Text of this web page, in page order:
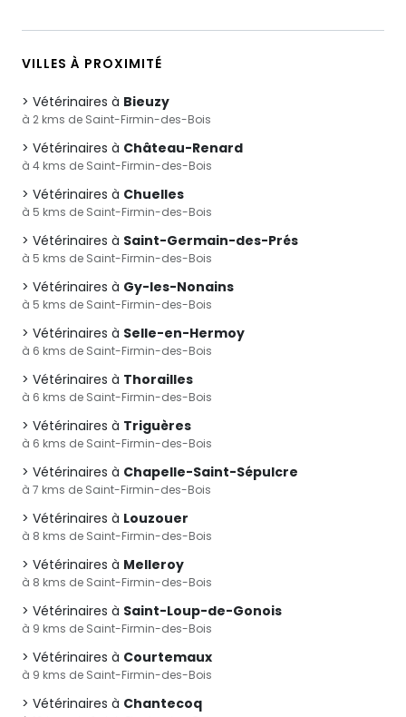
VILLES À PROXIMITÉ
Vétérinaires à Bieuzy
à 2 kms de Saint-Firmin-des-Bois
Vétérinaires à Château-Renard
à 4 kms de Saint-Firmin-des-Bois
Vétérinaires à Chuelles
à 5 kms de Saint-Firmin-des-Bois
Vétérinaires à Saint-Germain-des-Prés
à 5 kms de Saint-Firmin-des-Bois
Vétérinaires à Gy-les-Nonains
à 5 kms de Saint-Firmin-des-Bois
Vétérinaires à Selle-en-Hermoy
à 6 kms de Saint-Firmin-des-Bois
Vétérinaires à Thorailles
à 6 kms de Saint-Firmin-des-Bois
Vétérinaires à Triguères
à 6 kms de Saint-Firmin-des-Bois
Vétérinaires à Chapelle-Saint-Sépulcre
à 7 kms de Saint-Firmin-des-Bois
Vétérinaires à Louzouer
à 8 kms de Saint-Firmin-des-Bois
Vétérinaires à Melleroy
à 8 kms de Saint-Firmin-des-Bois
Vétérinaires à Saint-Loup-de-Gonois
à 9 kms de Saint-Firmin-des-Bois
Vétérinaires à Courtemaux
à 9 kms de Saint-Firmin-des-Bois
Vétérinaires à Chantecoq